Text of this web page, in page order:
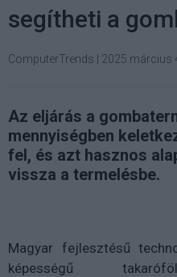
segítheti a
ComputerTrends 2025 március
Az eljárás a
mennyiségben
fel, és azt hasznos
vissza a termelésbe.
Magyar fejlesztésű
képességű